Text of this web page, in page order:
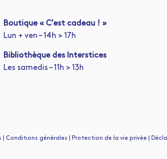
Boutique « C’est cadeau ! »
Lun + ven – 14h > 17h
Bibliothèque des Interstices
Les samedis – 11h > 13h
| Conditions générales | Protection de la vie privée |